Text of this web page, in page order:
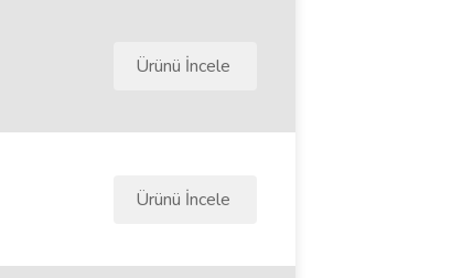
Ürünü İncele
Ürünü İncele